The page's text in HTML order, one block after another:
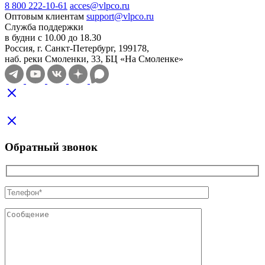
8 800 222-10-61 acces@vlpco.ru
Оптовым клиентам support@vlpco.ru
Служба поддержки
в будни с 10.00 до 18.30
Россия, г. Санкт-Петербург, 199178,
наб. реки Смоленки, 33, БЦ «На Смоленке»
Обратный звонок